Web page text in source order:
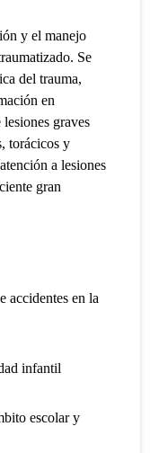
y el manejo
Se
del trauma,
en
graves
torácicos y
a lesiones
gran
accidentes en la
infantil
escolar y